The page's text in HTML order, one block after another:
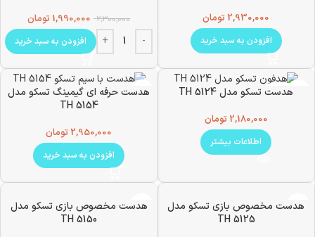
2,930,000 تومان
افزودن به سبد خرید
2,300,000
1,990,000 تومان
افزودن به سبد خرید
ناموجود
هدست تسکو مدل TH 5124
2,180,000 تومان
اطلاعات بیشتر
هدست حرفه ای گیمینگ تسکو مدل
TH 5154
2,950,000 تومان
افزودن به سبد خرید
هدست مخصوص بازی تسکو مدل
TH 5125
هدست مخصوص بازی تسکو مدل
TH 5150